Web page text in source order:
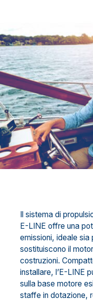
Il sistema di
E-LINE offre una
emissioni, ideale sia
sostituiscono il
costruzioni.
installare, l’E-LINE
sulla base motore
staffe in dotazione,